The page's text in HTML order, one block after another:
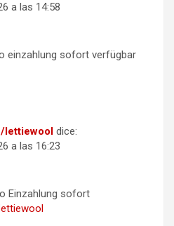
a las 14:58
einzahlung sofort verfügbar
lettiewool dice:
a las 16:23
Einzahlung sofort